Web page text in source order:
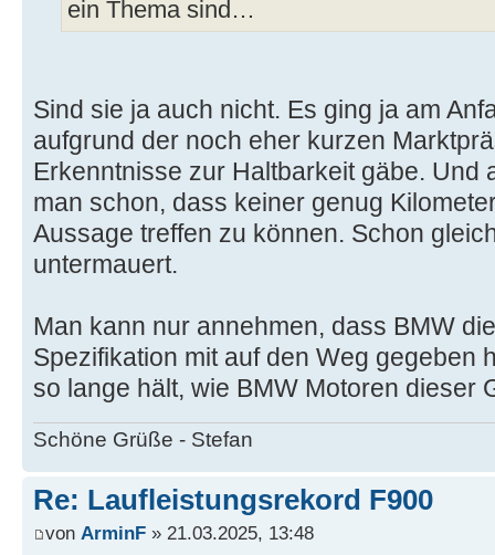
ein Thema sind…
Sind sie ja auch nicht. Es ging ja am
aufgrund der noch eher kurzen
Erkenntnisse zur Haltbarkeit gäbe. Und
man schon, dass keiner genug
Aussage treffen zu können. Schon
untermauert.
Man kann nur annehmen, dass BMW
Spezifikation mit auf den Weg gegeben
so lange hält, wie BMW Motoren dieser
Schöne Grüße - Stefan
Re: Laufleistungsrekord F900
von ArminF » 21.03.2025, 13:48